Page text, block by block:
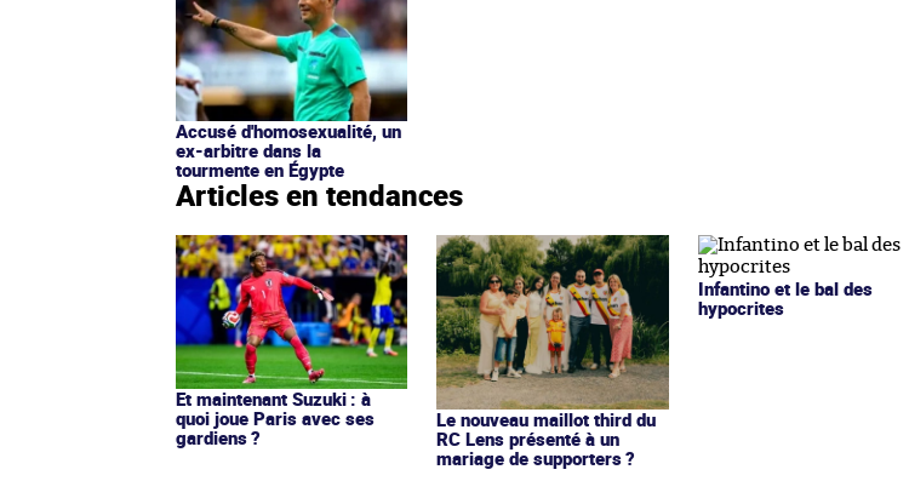
Accusé d'homosexualité, un
ex-arbitre dans la
tourmente en Égypte
Articles en tendances
Et maintenant Suzuki : à
quoi joue Paris avec ses
gardiens ?
Le nouveau maillot third du
RC Lens présenté à un
mariage de supporters ?
Infantino et le bal des
hypocrites